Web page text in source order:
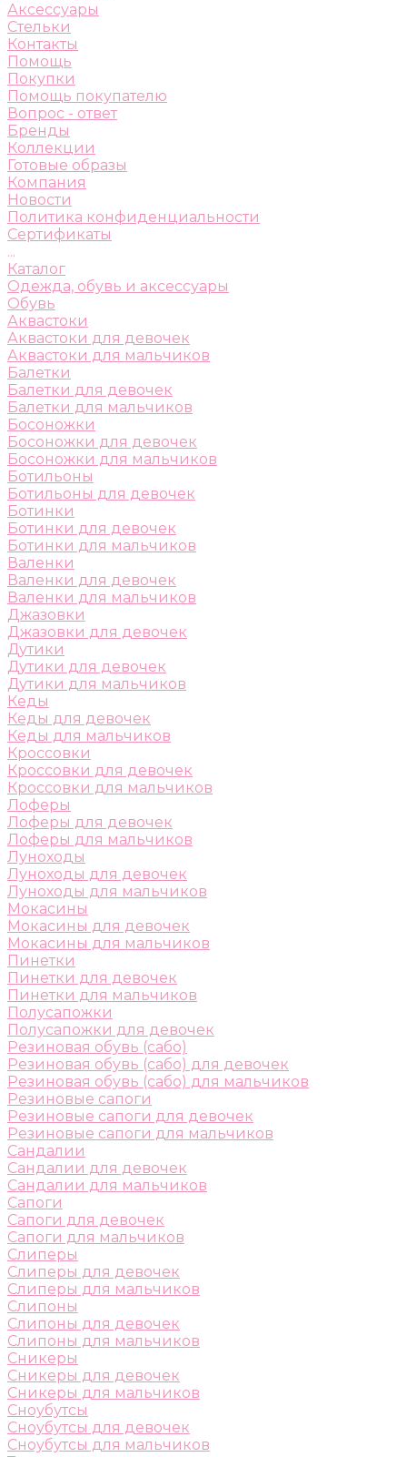
Аксессуары
Стельки
Контакты
Помощь
Покупки
Помощь покупателю
Вопрос - ответ
Бренды
Коллекции
Готовые образы
Компания
Новости
Политика конфиденциальности
Сертификаты
...
Каталог
Одежда, обувь и аксессуары
Обувь
Аквастоки
Аквастоки для девочек
Аквастоки для мальчиков
Балетки
Балетки для девочек
Балетки для мальчиков
Босоножки
Босоножки для девочек
Босоножки для мальчиков
Ботильоны
Ботильоны для девочек
Ботинки
Ботинки для девочек
Ботинки для мальчиков
Валенки
Валенки для девочек
Валенки для мальчиков
Джазовки
Джазовки для девочек
Дутики
Дутики для девочек
Дутики для мальчиков
Кеды
Кеды для девочек
Кеды для мальчиков
Кроссовки
Кроссовки для девочек
Кроссовки для мальчиков
Лоферы
Лоферы для девочек
Лоферы для мальчиков
Луноходы
Луноходы для девочек
Луноходы для мальчиков
Мокасины
Мокасины для девочек
Мокасины для мальчиков
Пинетки
Пинетки для девочек
Пинетки для мальчиков
Полусапожки
Полусапожки для девочек
Резиновая обувь (сабо)
Резиновая обувь (сабо) для девочек
Резиновая обувь (сабо) для мальчиков
Резиновые сапоги
Резиновые сапоги для девочек
Резиновые сапоги для мальчиков
Сандалии
Сандалии для девочек
Сандалии для мальчиков
Сапоги
Сапоги для девочек
Сапоги для мальчиков
Слиперы
Слиперы для девочек
Слиперы для мальчиков
Слипоны
Слипоны для девочек
Слипоны для мальчиков
Сникеры
Сникеры для девочек
Сникеры для мальчиков
Сноубутсы
Сноубутсы для девочек
Сноубутсы для мальчиков